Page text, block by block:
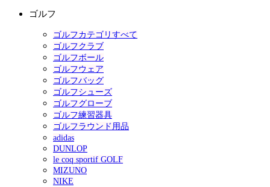
ゴルフ
ゴルフカテゴリすべて
ゴルフクラブ
ゴルフボール
ゴルフウェア
ゴルフバッグ
ゴルフシューズ
ゴルフグローブ
ゴルフ練習器具
ゴルフラウンド用品
adidas
DUNLOP
le coq sportif GOLF
MIZUNO
NIKE